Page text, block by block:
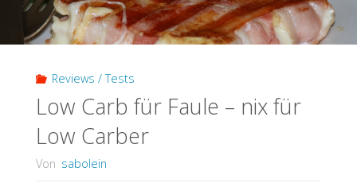
Reviews / Tests
Low Carb für Faule – nix für
Low Carber
Von sabolein